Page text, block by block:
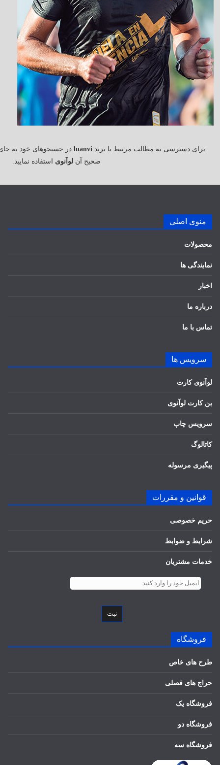
برای دسترسی به مطالب مرتبط با برندluanvi در جستجوهای خود به
صحیح آنلوآنوی استفاده نمایید.
منوی اصلی
محصولات
نمایندگی ها
اخبار
درباره ما
تماس با ما
سرویس ها
لوآنوی کارت
بن کارت لوآنوی
سرویس چاپ
کاتالوگ
پیگیری مرسوله
قوانین و مقررات
حریم خصوصی
شرایط و ضوابط
خدمات مشتریان
ثبت
فروشگاه
طرح های خاص
حراج های فصلی
فروشگاه یک
فروشگاه دو
فروشگاه سه